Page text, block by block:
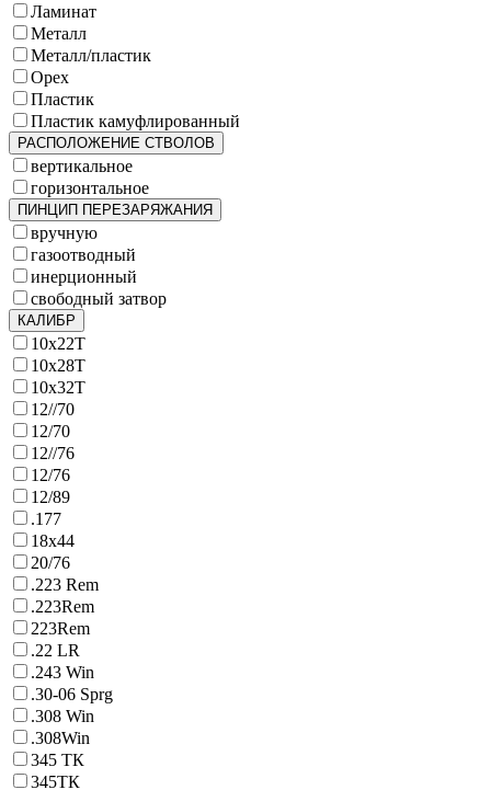
Ламинат
Металл
Металл/пластик
Орех
Пластик
Пластик камуфлированный
РАСПОЛОЖЕНИЕ СТВОЛОВ
вертикальное
горизонтальное
ПИНЦИП ПЕРЕЗАРЯЖАНИЯ
вручную
газоотводный
инерционный
свободный затвор
КАЛИБР
10х22Т
10х28Т
10х32Т
12//70
12/70
12//76
12/76
12/89
.177
18х44
20/76
.223 Rem
.223Rem
223Rem
.22 LR
.243 Win
.30-06 Sprg
.308 Win
.308Win
345 ТК
345ТК